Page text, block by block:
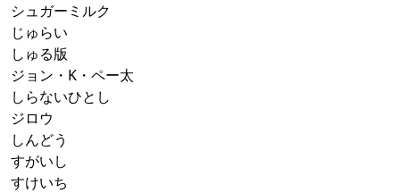
シュガーミルク
じゅらい
しゅる版
ジョン・K・ペー太
しらないひとし
ジロウ
しんどう
すがいし
すけいち